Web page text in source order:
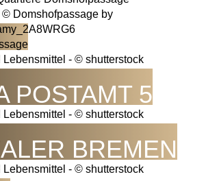
POSTAMT 5
BREMEN